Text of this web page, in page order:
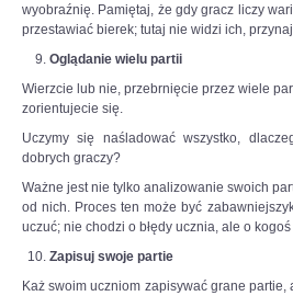
wyobraźnię. Pamiętaj, że gdy gracz liczy
przestawiać bierek; tutaj nie widzi ich,
Oglądanie wielu partii
Wierzcie lub nie, przebrnięcie przez wiele
zorientujecie się.
Uczymy się naśladować wszystko,
dobrych graczy?
Ważne jest nie tylko analizowanie swoich
od nich. Proces ten może być
uczuć; nie chodzi o błędy ucznia, ale o kogoś
Zapisuj swoje partie
Każ swoim uczniom zapisywać grane partie,